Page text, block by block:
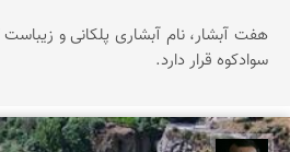
هفت آبشار، نام آبشاری پلکانی و
سوادکوه قرار دارد.